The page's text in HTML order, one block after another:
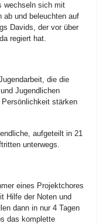
wechseln sich mit
ab und beleuchten auf
Davids, der vor über
regiert hat.
die die
Jugendlichen
stärken
aufgeteilt in 21
unterwegs.
eines Projektchores
Hilfe der Noten und
dann in nur 4 Tagen
das komplette